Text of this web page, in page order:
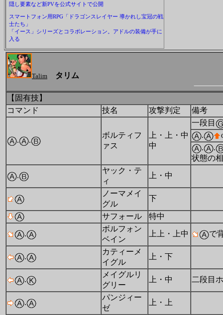
隠し要素など新PVを公式サイトで公開
スマートフォン用RPG「ドラゴンスレイヤー 導かれし宝冠の戦
士たち」
「イース」シリーズとコラボレーション。アドルの装備が手に
入る
Talim タリム
【固有技】
コマンド
技名 攻撃判定 備考
. .
ボルティフ
ァス
上・上・中
中
一段目
.
.
.
状態の
.
ヤック・テ
ィ
上・中
ノーマメイ
グル
下
サフォール 特中
.
ボルフォン
ベイン
上上・上中 で
.
カティーメ
イグル
上・下
.
メイグルリ
グリー
上・中 二段目
.
パンジィー
ゼ
上・上